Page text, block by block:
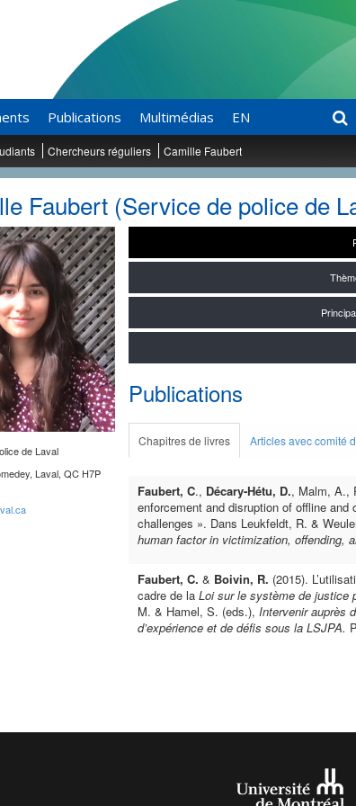
Publications Multimédias EN
Chercheurs réguliers Camille Faubert
Faubert (Service de police de
de Laval
Laval, QC H7P
Publications
Chapitres de livres Articles avec comité
Faubert, C., Décary-Hétu, D., Malm, A.,
enforcement and disruption of offline
challenges ». Dans Leukfeldt, R. &
human factor in victimization, offending,
Faubert, C. & Boivin, R. (2015).
cadre de la Loi sur le système de justice
M. & Hamel, S. (eds.), Intervenir auprès
d’expérience et de défis sous la LSJPA.